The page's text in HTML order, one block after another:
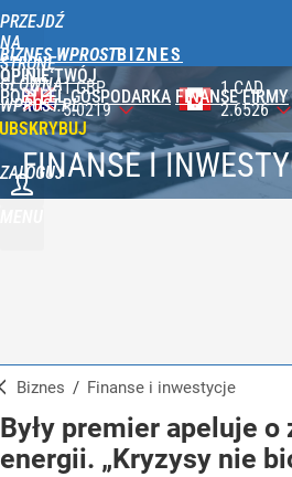
PRZEJDŹ
NA
STRONĘ
GŁÓWNĄ
WPROST.PL
BIZNES WPROST
OPINIE TWÓJ
PORTFEL GOSPODARKA FINANSE FIRMY
ZALOGUJ
1 CAD
2.6526
1 AUD
2.6284
FINANSE I
Biznes / Finanse i inwestycje
Były premier apeluje
energii. „Kryzysy nie